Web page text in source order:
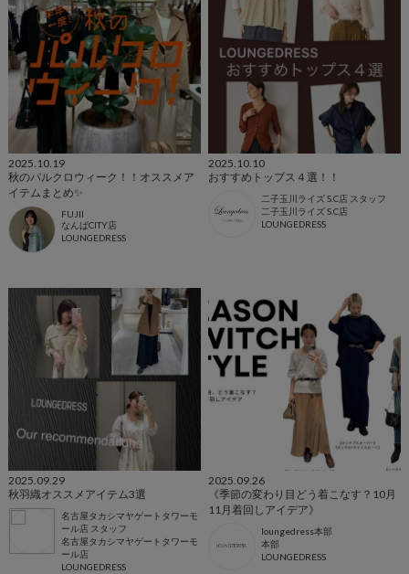
2025.10.19
秋のパルクロウィーク！！オススメア
イテムまとめ✨
FUJII
なんばCITY店
LOUNGEDRESS
2025.10.10
おすすめトップス４選！！
二子玉川ライズ S.C店 スタッフ
二子玉川ライズ S.C店
LOUNGEDRESS
2025.09.29
秋羽織オススメアイテム3選
名古屋タカシマヤゲートタワーモ
ール店 スタッフ
名古屋タカシマヤゲートタワーモ
ール店
LOUNGEDRESS
2025.09.26
《季節の変わり目どう着こなす？10月
11月着回しアイデア》
loungedress本部
本部
LOUNGEDRESS